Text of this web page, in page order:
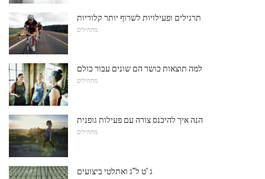
תרגילים ופעילויות לשרוף יותר קלוריות
מתחילים
למה תוצאות כושר הם שונים עבור כולם
מתחילים
הנה איך להיכנס צורה עם פעילות גופנית
מתחילים
ג 'ט ל"ג ואתלטי ביצועים